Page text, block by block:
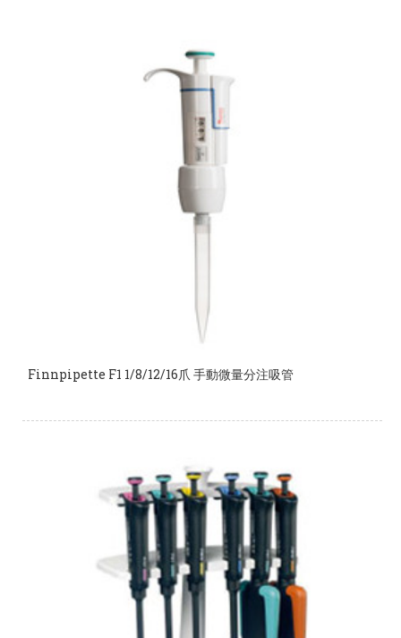
Finnpipette F1 1/8/12/16爪 手動微量分注吸管